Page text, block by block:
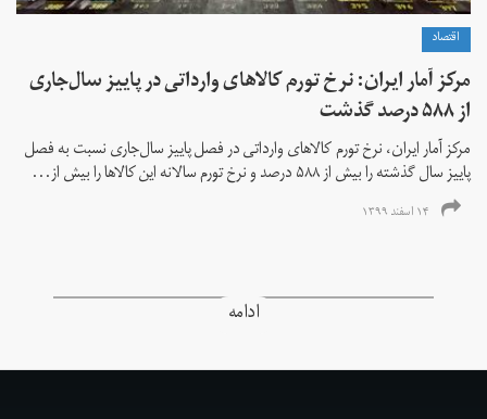
اقتصاد
مرکز آمار ایران: نرخ تورم کالاهای وارداتی در پاییز سال‌جاری
از ۵۸۸ درصد گذشت
مرکز آمار ایران، نرخ تورم كالاهای وارداتی در فصل پاییز سال‌جاری نسبت به فصل
پاییز سال گذشته را بیش از ۵۸۸ درصد و نرخ تورم سالانه این کالاها را بیش از...
۱۴ اسفند ۱۳۹۹
ادامه